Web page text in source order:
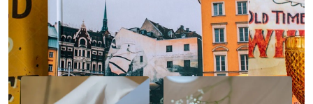
Наше портфолио